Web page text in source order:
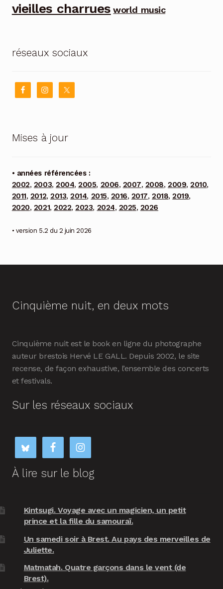
vieilles charrues world music
réseaux sociaux
Mises à jour
• années référencées :
2002, 2003,2004,2005, 2006, 2007, 2008,2009,2010,
2011, 2012,2013,2014, 2015, 2016, 2017,2018,2019,
2020, 2021,2022,2023, 2024, 2025, 2026
• version 5.2 du 2 juin 2026
Cinquième nuit, en deux mots
Cinquième nuit est le book en ligne du photographe
auteur brestois Hervé LE GALL. Depuis 2002, le site
recense, de façon exhaustive, l’ensemble des concerts
et festivals.
Sur les réseaux sociaux
À lire sur le blog
Kintsugi. Voyage avec un magicien, un petit
prince et la fille du samouraï.
Un samedi soir à Brest. Au pays des merveilles de
Juliette.
Matmatah. Quatre garçons dans le vent (de
Brest).